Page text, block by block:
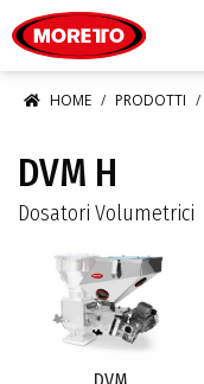
HOME PRODOTTI
DVM H
Dosatori Volumetrici